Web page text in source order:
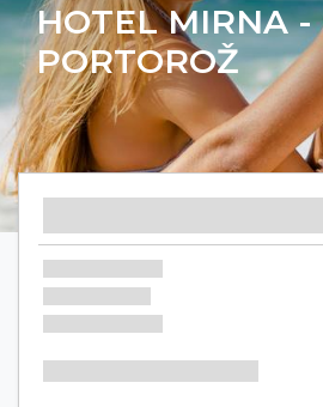
HOTEL MIRNA -
PORTOROŽ